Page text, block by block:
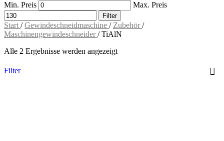
Min. Preis Max. Preis
Filter
Start / Gewindeschneidmaschine / Zubehör/
Maschinengewindeschneider/ TiAlN
Alle 2 Ergebnisse werden angezeigt
Filter